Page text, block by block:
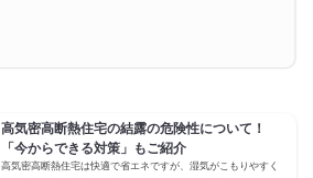
高気密高断熱住宅の結露の危険性について！
「今からできる対策」もご紹介
高気密高断熱住宅は快適で省エネですが、湿気がこもりやすく